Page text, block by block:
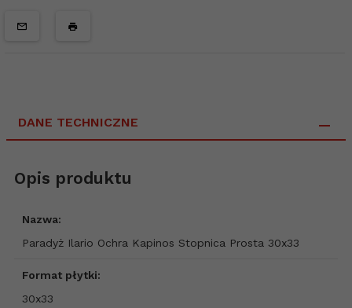
DANE TECHNICZNE
Opis produktu
Nazwa:
Paradyż Ilario Ochra Kapinos Stopnica Prosta 30x33
Format płytki:
30x33